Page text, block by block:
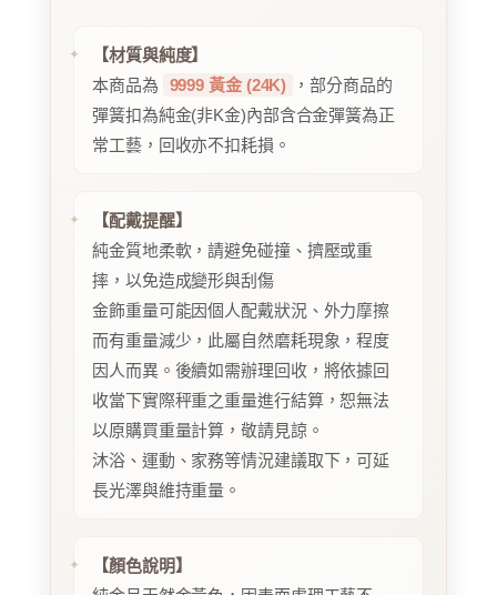
【材質與純度】
本商品為
9999 黃金 (24K)
，部分商品的
彈簧扣為純金(非K金)內部含合金彈簧為正
常工藝，回收亦不扣耗損。
【配戴提醒】
純金質地柔軟，請避免碰撞、擠壓或重
摔，以免造成變形與刮傷
金飾重量可能因個人配戴狀況、外力摩擦
而有重量減少，此屬自然磨耗現象，程度
因人而異。後續如需辦理回收，將依據回
收當下實際秤重之重量進行結算，恕無法
以原購買重量計算，敬請見諒。
沐浴、運動、家務等情況建議取下，可延
長光澤與維持重量。
【顏色說明】